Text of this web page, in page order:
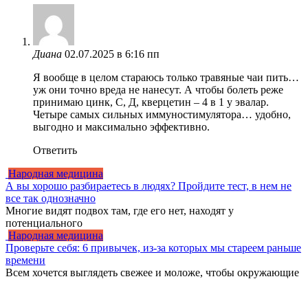
Диана 02.07.2025 в 6:16 пп
Я вообще в целом стараюсь только травяные чаи пить…
уж они точно вреда не нанесут. А чтобы болеть реже
принимаю цинк, С, Д, кверцетин – 4 в 1 у эвалар.
Четыре самых сильных иммуностимулятора… удобно,
выгодно и максимально эффективно.
Ответить
Народная медицина
А вы хорошо разбираетесь в людях? Пройдите тест, в нем не
все так однозначно
Многие видят подвох там, где его нет, находят у
потенциального
Народная медицина
Проверьте себя: 6 привычек, из-за которых мы стареем раньше
времени
Всем хочется выглядеть свежее и моложе, чтобы окружающие